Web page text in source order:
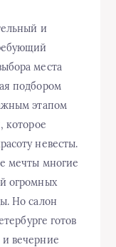
и
места
подбором
этапом
которое
невесты.
мечты многие
огромных
Но салон
готов
вечерние